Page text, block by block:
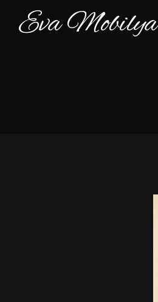
Eva Mobilya